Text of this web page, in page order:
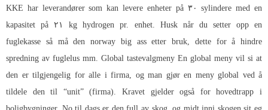
KKE har leverandører som kan levere enheter på ۳۰ sylindere med en
kapasitet på ۲۱ kg hydrogen pr. enhet. Husk når du setter opp en
fuglekasse så må den norway big ass etter bruk, dette for å hindre
spredning av fuglelus mm. Global tastevalgmeny En global meny vil si at
den er tilgjengelig for alle i firma, og man gjør en meny global ved å
tildele den til “unit” (firma). Kravet gjelder også for hovedtrapp i